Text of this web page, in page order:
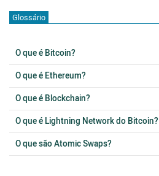
Glossário
O que é Bitcoin?
O que é Ethereum?
O que é Blockchain?
O que é Lightning Network do Bitcoin?
O que são Atomic Swaps?